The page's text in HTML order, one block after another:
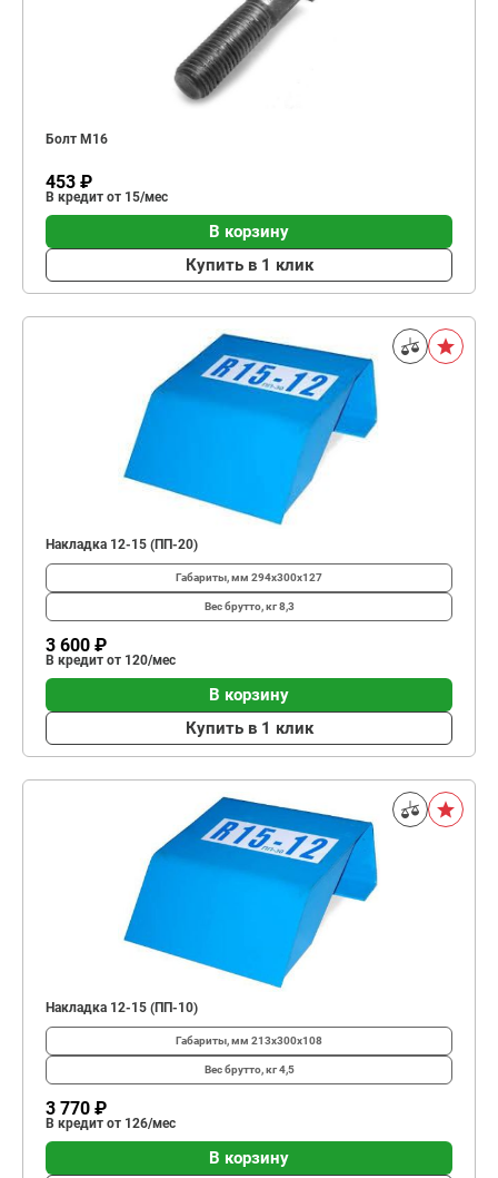
Болт М16
453 ₽
В кредит от 15/мес
В корзину
Купить в 1 клик
Накладка 12-15 (ПП-20)
Габариты, мм 294х300х127
Вес брутто, кг8,3
3 600 ₽
В кредит от 120/мес
В корзину
Купить в 1 клик
Накладка 12-15 (ПП-10)
Габариты, мм 213х300х108
Вес брутто, кг4,5
3 770 ₽
В кредит от 126/мес
В корзину